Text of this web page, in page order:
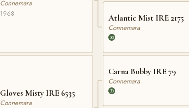
Connemara
1968
Gloves Misty IRE 6535
Connemara
Atlantic Mist IRE 2175
Connemara
Carna Bobby IRE 79
Connemara